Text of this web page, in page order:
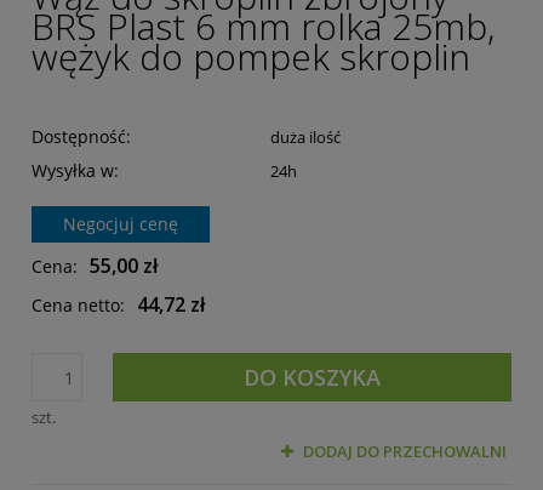
BRS Plast 6 mm rolka 25mb,
wężyk do pompek skroplin
Dostępność: duża ilość
Wysyłka w: 24h
Negocjuj cenę
Cena: 55,00 zł
Cena netto: 44,72 zł
szt.
DO KOSZYKA
DODAJ DO PRZECHOWALNI